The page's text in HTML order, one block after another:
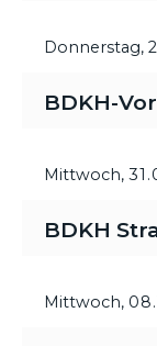
Donnerstag,
BDKH-
Mittwoch,
BDKH
Mittwoch,